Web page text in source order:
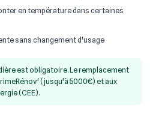
en température dans certaines
sans changement d'usage
est obligatoire. Le remplacement
(jusqu'à 5000€) et aux
(CEE).